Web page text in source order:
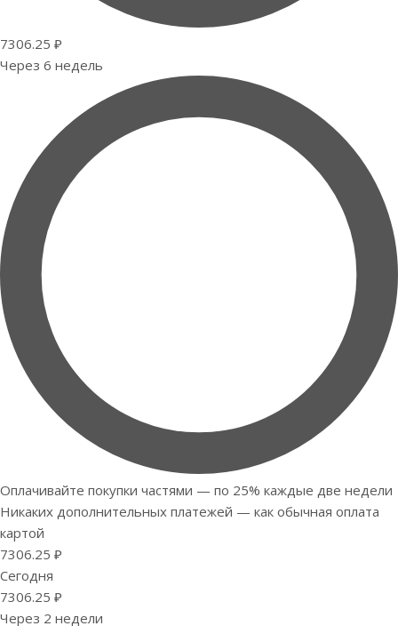
7306.25 ₽
Через 6 недель
Оплачивайте покупки частями — по 25% каждые две недели
Никаких дополнительных платежей — как обычная оплата
картой
7306.25 ₽
Сегодня
7306.25 ₽
Через 2 недели